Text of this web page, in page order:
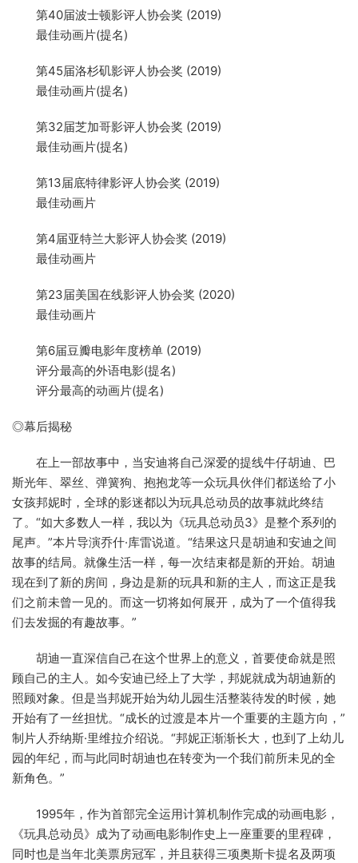
第40届波士顿影评人协会奖 (2019)
最佳动画片(提名)
第45届洛杉矶影评人协会奖 (2019)
最佳动画片(提名)
第32届芝加哥影评人协会奖 (2019)
最佳动画片(提名)
第13届底特律影评人协会奖 (2019)
最佳动画片
第4届亚特兰大影评人协会奖 (2019)
最佳动画片
第23届美国在线影评人协会奖 (2020)
最佳动画片
第6届豆瓣电影年度榜单 (2019)
评分最高的外语电影(提名)
评分最高的动画片(提名)
◎幕后揭秘
在上一部故事中，当安迪将自己深爱的提线牛仔胡迪、巴
斯光年、翠丝、弹簧狗、抱抱龙等一众玩具伙伴们都送给了小
女孩邦妮时，全球的影迷都以为玩具总动员的故事就此终结
了。“如大多数人一样，我以为《玩具总动员3》是整个系列的
尾声。”本片导演乔什·库雷说道。“结果这只是胡迪和安迪之间
故事的结局。就像生活一样，每一次结束都是新的开始。胡迪
现在到了新的房间，身边是新的玩具和新的主人，而这正是我
们之前未曾一见的。而这一切将如何展开，成为了一个值得我
们去发掘的有趣故事。”
胡迪一直深信自己在这个世界上的意义，首要使命就是照
顾自己的主人。如今安迪已经上了大学，邦妮就成为胡迪新的
照顾对象。但是当邦妮开始为幼儿园生活整装待发的时候，她
开始有了一丝担忧。“成长的过渡是本片一个重要的主题方向，”
制片人乔纳斯·里维拉介绍说。“邦妮正渐渐长大，也到了上幼儿
园的年纪，而与此同时胡迪也在转变为一个我们前所未见的全
新角色。”
1995年，作为首部完全运用计算机制作完成的动画电影，
《玩具总动员》成为了动画电影制作史上一座重要的里程碑，
同时也是当年北美票房冠军，并且获得三项奥斯卡提名及两项